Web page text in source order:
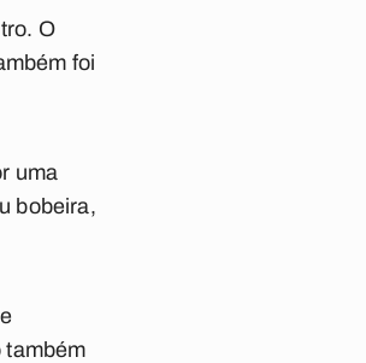
O
foi
uma
bobeira,
também